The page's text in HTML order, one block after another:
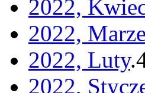
2022,
2022,
2022, Luty.
2022,